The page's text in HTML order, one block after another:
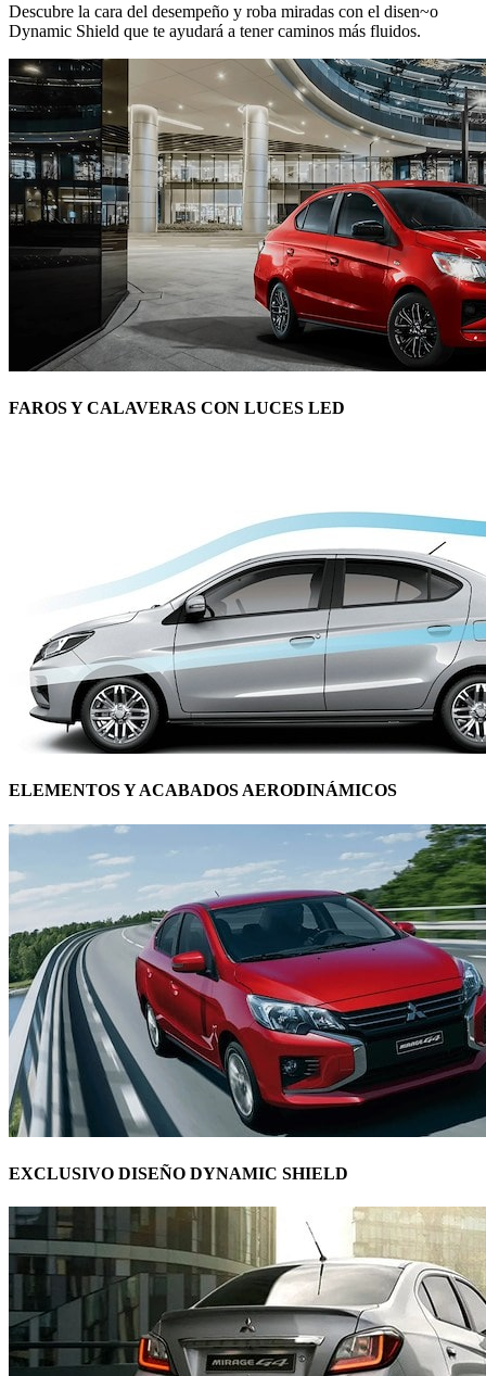
Descubre la cara del desempeño y roba miradas con el disen~o
Dynamic Shield que te ayudará a tener caminos más fluidos.
FAROS Y CALAVERAS CON LUCES LED
ELEMENTOS Y ACABADOS AERODINÁMICOS
EXCLUSIVO DISEÑO DYNAMIC SHIELD